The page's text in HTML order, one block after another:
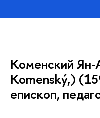
Коменский
Komenský,)
епископ,